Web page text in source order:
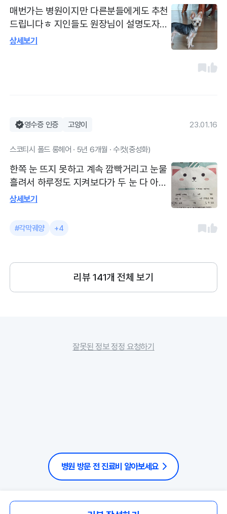
매번가는 병원이지만 다른분들에게도 추천
드립니다ㅎ 지인들도 원장님이 설명도자세
하게해주시고 간호사분들도친절합니다 그
상세보기
영수증 인증 고양이 23.01.16
스코티시 폴드 롱헤어 · 5년 6개월 · 수컷(중성화)
한쪽 눈 뜨지 못하고 계속 깜빡거리고 눈물
흘려서 하루정도 지켜보다가 두 눈 다 아파
하길래 데려갔습니다ㅜ 안약 처방해주신거
상세보기
#각막궤양 +4
리뷰141개 전체 보기
잘못된 정보 정정 요청하기
병원 방문 전 진료비 알아보세요